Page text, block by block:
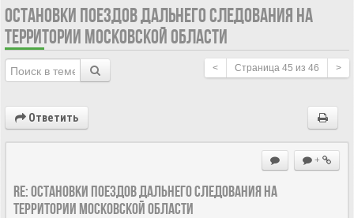
ОСТАНОВКИ ПОЕЗДОВ ДАЛЬНЕГО СЛЕДОВАНИЯ НА
ТЕРРИТОРИИ МОСКОВСКОЙ ОБЛАСТИ
< Страница 45 из 46 >
Ответить
+
Re: Остановки поездов дальнего следования на
территории Московской области